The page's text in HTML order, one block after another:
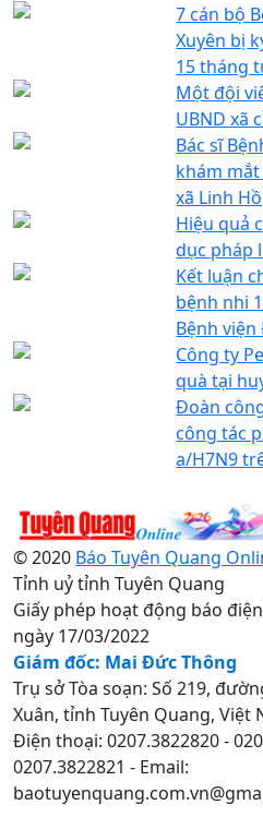
7 cán bộ
Xuyên bị
15 tháng
Một đội
UBND xã
Bác sĩ
khám
xã Linh Hồ
Hiệu quả
dục pháp
Kết luận
bệnh nhi
Bệnh viện
Công ty
quà tại
Đoàn
công tác
a/H7N9
© 2020 Báo Tuyên Quang
Tỉnh uỷ tỉnh Tuyên Quang
Giấy phép hoạt động báo
ngày 17/03/2022
Giám đốc: Mai Đức Thông
Trụ sở Tòa soạn: Số 219,
Xuân, tỉnh Tuyên Quang, Việt
Điện thoại: 0207.3822820 -
0207.3822821 - Email: